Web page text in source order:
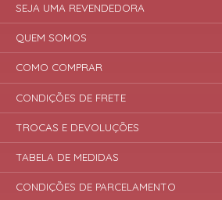
SEJA UMA REVENDEDORA
QUEM SOMOS
COMO COMPRAR
CONDIÇÕES DE FRETE
TROCAS E DEVOLUÇÕES
TABELA DE MEDIDAS
CONDIÇÕES DE PARCELAMENTO